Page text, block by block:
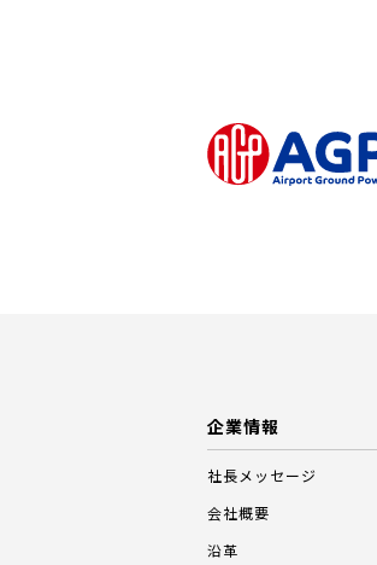
企業情報
社長メッセージ
会社概要
沿革